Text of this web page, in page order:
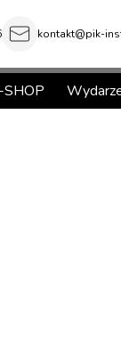
kontakt@pik-